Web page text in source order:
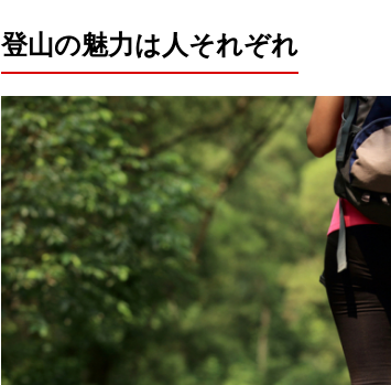
登山の魅力は人それぞれ